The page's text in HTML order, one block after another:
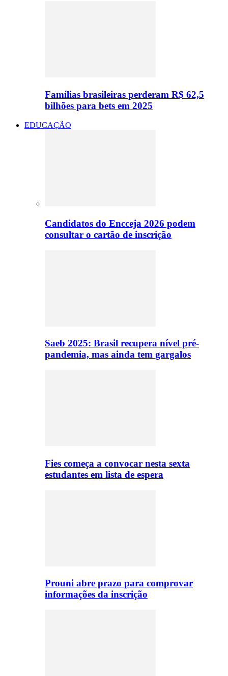
Famílias brasileiras perderam R$ 62,5
bilhões para bets em 2025
EDUCAÇÃO
Candidatos do Encceja 2026 podem
consultar o cartão de inscrição
Saeb 2025: Brasil recupera nível pré-
pandemia, mas ainda tem gargalos
Fies começa a convocar nesta sexta
estudantes em lista de espera
Prouni abre prazo para comprovar
informações da inscrição